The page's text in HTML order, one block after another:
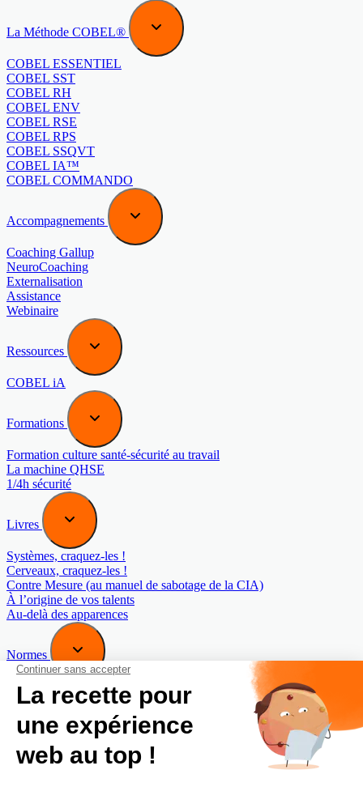
La Méthode COBEL®
COBEL ESSENTIEL
COBEL SST
COBEL RH
COBEL ENV
COBEL RSE
COBEL RPS
COBEL SSQVT
COBEL IA™
COBEL COMMANDO
Accompagnements
Coaching Gallup
NeuroCoaching
Externalisation
Assistance
Webinaire
Ressources
COBEL iA
Formations
Formation culture santé-sécurité au travail
La machine QHSE
1/4h sécurité
Livres
Systèmes, craquez-les !
Cerveaux, craquez-les !
Contre Mesure (au manuel de sabotage de la CIA)
À l’origine de vos talents
Au-delà des apparences
Normes
Norme COBEL 40442 : Management du bon sens
Norme COBEL 40443 : Management de la Maturité
Blog
Newsletter